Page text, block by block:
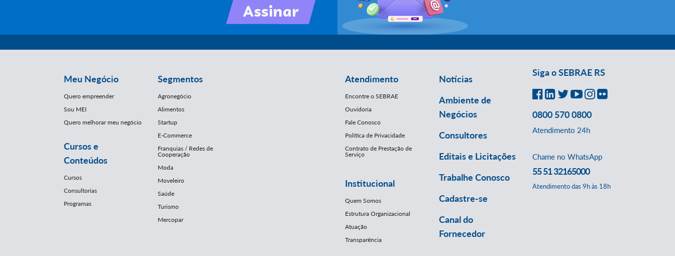
Meu Negócio
Quero empreender
Sou MEI
Quero melhorar meu negócio
Cursos e
Conteúdos
Cursos
Consultorias
Programas
Segmentos
Agronegócio
Alimentos
Startup
E-Commerce
Franquias / Redes de
Cooperação
Moda
Moveleiro
Saúde
Turismo
Mercopar
Atendimento
Encontre o SEBRAE
Ouvidoria
Fale Conosco
Política de Privacidade
Contrato de Prestação de
Serviço
Institucional
Quem Somos
Estrutura Organizacional
Atuação
Transparência
Notícias
Ambiente de
Negócios
Consultores
Editais e Licitações
Trabalhe Conosco
Cadastre-se
Canal do
Fornecedor
Siga o SEBRAE RS
0800 570 0800
Atendimento 24h
Chame no WhatsApp
55 51 32165000
Atendimento das 9h às 18h